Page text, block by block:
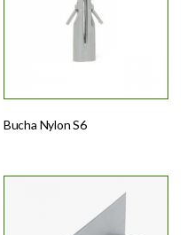
Bucha Nylon S6